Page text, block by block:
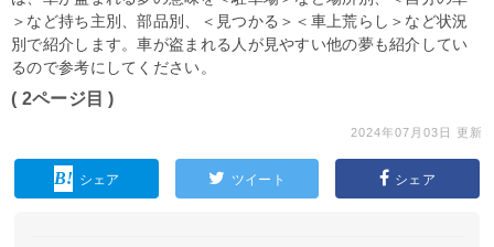
＞など持ち主別、部品別、＜見つかる＞＜車上荒らし＞など状況
別で紹介します。車が盗まれる人が見やすい他の夢も紹介してい
るので参考にしてください。
( 2ページ目 )
2024年07月03日 更新
シェア ツイート シェア